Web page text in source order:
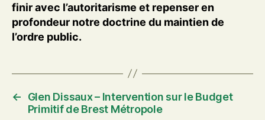
finir avec l’autoritarisme et repenser en
profondeur notre doctrine du maintien de
l’ordre public.
←
Glen Dissaux – Intervention sur le Budget
Primitif de Brest Métropole